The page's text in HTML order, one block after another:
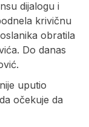
dijalogu i
krivičnu
obratila
Do danas
uputio
očekuje da